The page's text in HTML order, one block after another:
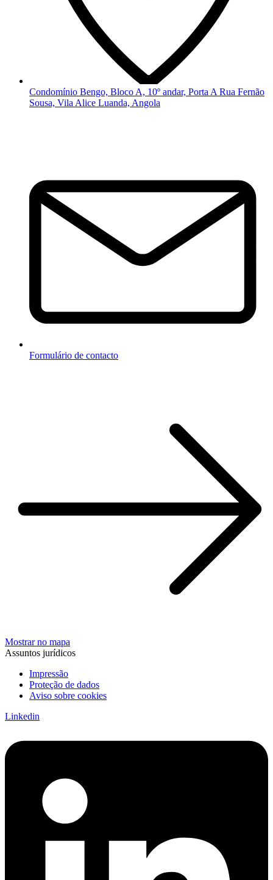
Condomínio Bengo, Bloco A, 10º andar, Porta A Rua Fernão
Sousa, Vila Alice Luanda, Angola
Formulário de contacto
Mostrar no mapa
Assuntos jurídicos
Impressão
Proteção de dados
Aviso sobre cookies
Linkedin